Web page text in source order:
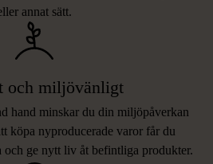
annat sätt.
och miljövänligt
hand minskar du din miljöpåverkan
köpa nyproducerade varor får du
och ge nytt liv åt befintliga produkter.